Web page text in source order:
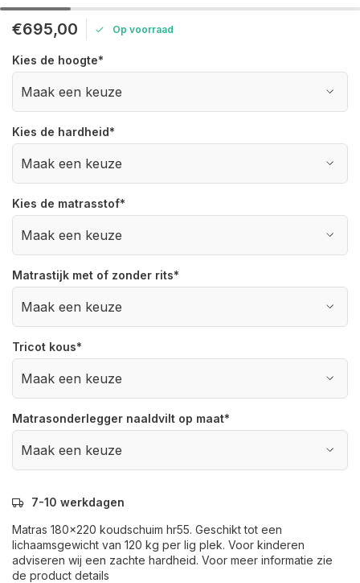
€695,00 Op voorraad
Kies de hoogte*
Kies de hardheid*
Kies de matrasstof*
Matrastijk met of zonder rits*
Tricot kous*
Matrasonderlegger naaldvilt op maat*
7-10 werkdagen
Matras 180x220 koudschuim hr55. Geschikt tot een
lichaamsgewicht van 120 kg per lig plek. Voor kinderen
adviseren wij een zachte hardheid. Voor meer informatie zie
de product details